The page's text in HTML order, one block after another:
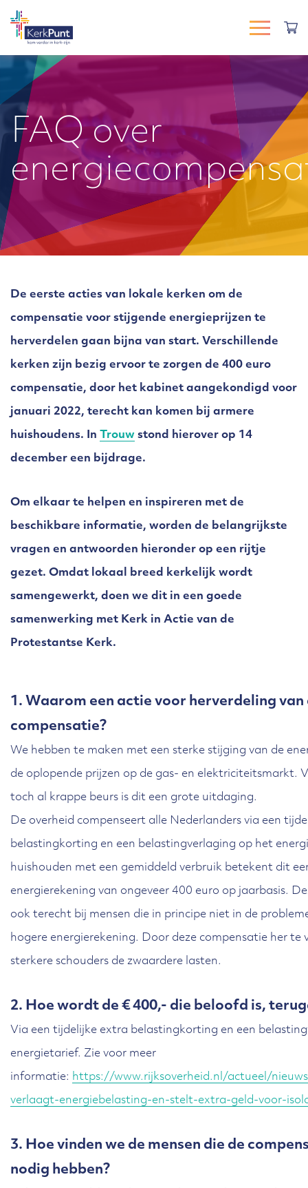
FAQ over
De eerste acties van lokale kerken om de
compensatie voor stijgende energieprijzen te
herverdelen gaan bijna van start. Verschillende
kerken zijn bezig ervoor te zorgen de 400 euro
compensatie, door het kabinet aangekondigd voor
januari 2022, terecht kan komen bij armere
huishoudens. In Trouw stond hierover op 14
december een bijdrage.
Om elkaar te helpen en inspireren met de
beschikbare informatie, worden de belangrijkste
vragen en antwoorden hieronder op een rijtje
gezet. Omdat lokaal breed kerkelijk wordt
samengewerkt, doen we dit in een goede
samenwerking met Kerk in Actie van de
Protestantse Kerk.
1. Waarom een actie voor herverdeling van
compensatie?
We hebben te maken met een sterke stijging van de
de oplopende prijzen op de gas- en elektriciteitsmarkt.
toch al krappe beurs is dit een grote uitdaging.
De overheid compenseert alle Nederlanders via een
belastingkorting en een belastingverlaging op het
huishouden met een gemiddeld verbruik betekent dit
energierekening van ongeveer 400 euro op jaarbasis.
ook terecht bij mensen die in principe niet in de
hogere energierekening. Door deze compensatie her te
sterkere schouders de zwaardere lasten.
2. Hoe wordt de € 400,- die beloofd is,
Via een tijdelijke extra belastingkorting en een
energietarief. Zie voor meer
informatie: https://www.rijksoverheid.nl/actueel/
verlaagt-energiebelasting-en-stelt-extra-geld-voor-
3. Hoe vinden we de mensen die de
nodig hebben?